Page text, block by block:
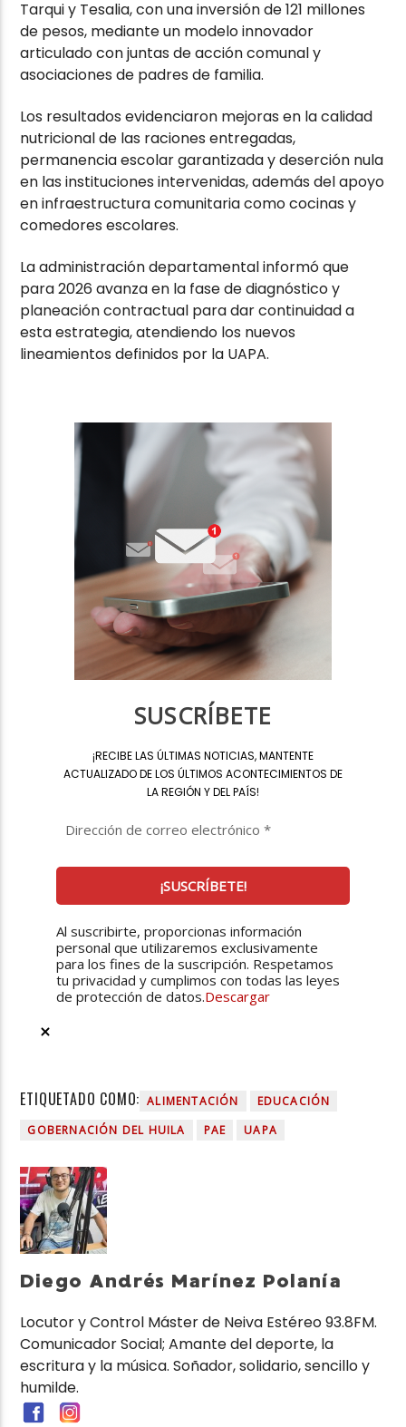
Tarqui y Tesalia, con una inversión de 121 millones
de pesos, mediante un modelo innovador
articulado con juntas de acción comunal y
asociaciones de padres de familia.
Los resultados evidenciaron mejoras en la calidad
nutricional de las raciones entregadas,
permanencia escolar garantizada y deserción nula
en las instituciones intervenidas, además del apoyo
en infraestructura comunitaria como cocinas y
comedores escolares.
La administración departamental informó que
para 2026 avanza en la fase de diagnóstico y
planeación contractual para dar continuidad a
esta estrategia, atendiendo los nuevos
lineamientos definidos por la UAPA.
SUSCRÍBETE
¡RECIBE LAS ÚLTIMAS NOTICIAS, MANTENTE
ACTUALIZADO DE LOS ÚLTIMOS ACONTECIMIENTOS DE
LA REGIÓN Y DEL PAÍS!
Al suscribirte, proporcionas información
personal que utilizaremos exclusivamente
para los fines de la suscripción. Respetamos
tu privacidad y cumplimos con todas las leyes
de protección de datos.Descargar
ETIQUETADO COMO: ALIMENTACIÓN
EDUCACIÓN
GOBERNACIÓN DEL HUILA
PAE UAPA
Diego Andrés Marínez Polanía
Locutor y Control Máster de Neiva Estéreo 93.8FM.
Comunicador Social; Amante del deporte, la
escritura y la música. Soñador, solidario, sencillo y
humilde.